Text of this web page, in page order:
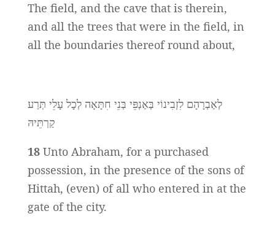
The field, and the cave that is therein,
and all the trees that were in the field, in
all the boundaries thereof round about,
לְאַבְרָהָם לִזְבִינוֹי בְּאַנְפֵּי בְּנֵי חִתָּאָה לְכָל עָלֵי תְּרַע
קַרְתֵּיהּ
18 Unto Abraham, for a purchased
possession, in the presence of the sons of
Hittah, (even) of all who entered in at the
gate of the city.